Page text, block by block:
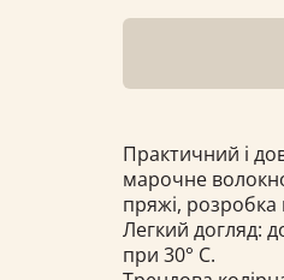
Практичний і
марочне
пряжі,
Легкий догляд:
при 30° С.